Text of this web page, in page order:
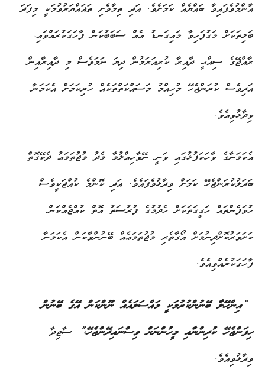
އާންމުވެފައިވާ ބައްޔެއް ކަމަށެވެ. އަދި ތިމާވެށި ތަޣައްޔަރުވުމަކީ މިފަދަ
ބަލިތަކަށް މަގުފަހިވާ މައިގަނޑު އެއް ސަބަބުކަން ފާހަގަކުރައްވައި،
ރާއްޖޭގެ ސިއްޙީ ދާއިރާ ކުރިއަރަމުން ދިޔަ ނަމަވެސް މި ދާއިރާއިން
އަދިވެސް ކުރަންޖެހޭ މުހިއްމު މަސައްކަތްތަކެއް ހުރިކަމަށް އެކަމަނާ
ވިދާޅުވިއެވެ.
އެކަމަނާގެ ވާހަކަފުޅުގައި ވަނީ ނޭވާހިއްލުމާ މެދު މުޖުތަމަޢު ދެކޭގޮތް
ބަދަލުކުރަންޖެހޭ ކަމަށް ވިދާޅުވެފައެވެ. އަދި ކޮންމެ ކުއްޖަކީވެސް
ހުވަފެންތައް ހަގީގަތަކަށް ހެދުމުގެ ފުރުސަތު އޮތް ކުއްޖެއްކަން
ކަށަވަރުކޮށްދިނުމަށް އޯގާތެރި މުޖުތަމަޢެއް ބޭނުންވާކަން އެކަމަނާ
ފާހަގަކުރެއްވިއެވެ.
“އިންހޭލާ ބޭނުންކުރުމަކީ މައްސަލައެއް ނޫންކަން އޭގެ ބޭނުން
ހިފަންޖެހޭ ކުދިންނާއި މީހުންނަށް ވިސްނައިދޭންޖެހޭ،”
ސާޖިދާ
ވިދާޅުވިއެވެ.